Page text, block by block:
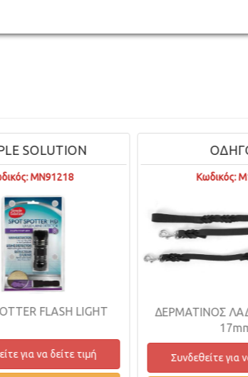
ΔΕΡΜΑΤΙΝΟΣ ΛΑΔΙΟΥ 120cm X
Συνδεθείτε για να δείτε τιμή